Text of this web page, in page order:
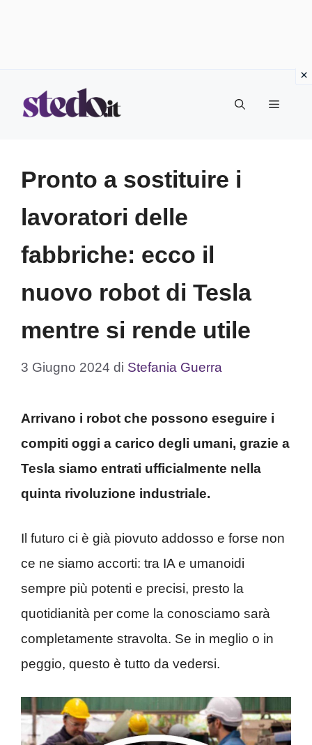
Menu
Pronto a sostituire i
lavoratori delle
fabbriche: ecco il
nuovo robot di Tesla
mentre si rende utile
3 Giugno 2024 di Stefania Guerra
Arrivano i robot che possono eseguire i
compiti oggi a carico degli umani, grazie a
Tesla siamo entrati ufficialmente nella
quinta rivoluzione industriale.
Il futuro ci è già piovuto addosso e forse non
ce ne siamo accorti: tra IA e umanoidi
sempre più potenti e precisi, presto la
quotidianità per come la conosciamo sarà
completamente stravolta. Se in meglio o in
peggio, questo è tutto da vedersi.